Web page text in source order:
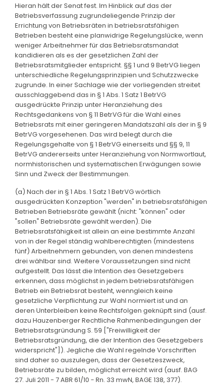
Hieran hält der Senat fest. Im Hinblick auf das der
Betriebsverfassung zugrundeliegende Prinzip der
Errichtung von Betriebsräten in betriebsratsfähigen
Betrieben besteht eine planwidrige Regelungslücke, wenn
weniger Arbeitnehmer für das Betriebsratsmandat
kandidieren als es der gesetzlichen Zahl der
Betriebsratsmitglieder entspricht. §§ 1 und 9 BetrVG liegen
unterschiedliche Regelungsprinzipien und Schutzzwecke
zugrunde. In einer Sachlage wie der vorliegenden streitet
ausschlaggebend das in § 1 Abs. 1 Satz 1 BetrVG
ausgedrückte Prinzip unter Heranziehung des
Rechtsgedankens von § 11 BetrVG für die Wahl eines
Betriebsrats mit einer geringeren Mandatszahl als der in § 9
BetrVG vorgesehenen. Das wird belegt durch die
Regelungsgehalte von § 1 BetrVG einerseits und §§ 9, 11
BetrVG andererseits unter Heranziehung von Normwortlaut,
normhistorischen und systematischen Erwägungen sowie
Sinn und Zweck der Bestimmungen.
(a) Nach der in § 1 Abs. 1 Satz 1 BetrVG wörtlich
ausgedrückten Konzeption "werden" in betriebsratsfähigen
Betrieben Betriebsräte gewählt (nicht: "können" oder
"sollen" Betriebsräte gewählt werden). Die
Betriebsratsfähigkeit ist allein an eine bestimmte Anzahl
von in der Regel ständig wahlberechtigten (mindestens
fünf) Arbeitnehmern gebunden, von denen mindestens
drei wählbar sind. Weitere Voraussetzungen sind nicht
aufgestellt. Das lässt die Intention des Gesetzgebers
erkennen, dass möglichst in jedem betriebsratsfähigen
Betrieb ein Betriebsrat besteht, wenngleich keine
gesetzliche Verpflichtung zur Wahl normiert ist und an
deren Unterbleiben keine Rechtsfolgen geknüpft sind (ausf.
dazu Hauzenberger Rechtliche Rahmenbedingungen der
Betriebsratsgründung S. 59 ["Freiwilligkeit der
Betriebsratsgründung, die der Intention des Gesetzgebers
widerspricht"]). Jegliche die Wahl regelnde Vorschriften
sind daher so auszulegen, dass der Gesetzeszweck,
Betriebsräte zu bilden, möglichst erreicht wird (ausf. BAG
27. Juli 2011 - 7 ABR 61/10 - Rn. 33 mwN, BAGE 138, 377).